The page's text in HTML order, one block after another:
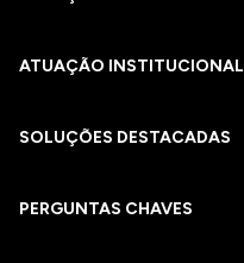
ATUAÇÃO INSTITUCIONAL
SOLUÇÕES DESTACADAS
PERGUNTAS CHAVES​